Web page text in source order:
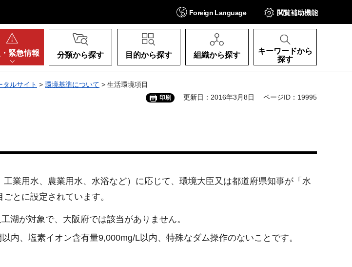
Foreign Language 閲覧補助機能
緊急情報 分類から探す 目的から探す 組織から探す
キーワードから
探す
タルサイト > 環境基準について > 生活環境項目
印刷 更新日：2016年3月8日 ページID：19995
業用水、農業用水、水浴など）に応じて、環境大臣又は都道府県知事が「水
とに設定されています。
湖が対象で、大阪府では該当がありません。
内、塩素イオン含有量9,000mg/L以内、特殊なダム操作のないことです。